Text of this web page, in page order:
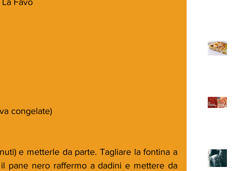
congelate)
e metterle da parte. Tagliare la fontina a
pane nero raffermo a dadini e mettere da